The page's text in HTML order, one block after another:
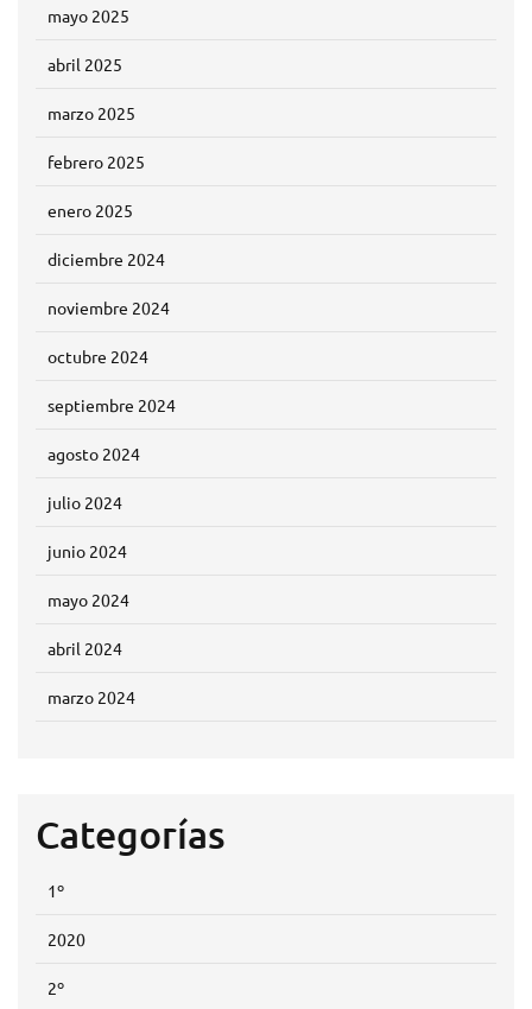
mayo 2025
abril 2025
marzo 2025
febrero 2025
enero 2025
diciembre 2024
noviembre 2024
octubre 2024
septiembre 2024
agosto 2024
julio 2024
junio 2024
mayo 2024
abril 2024
marzo 2024
Categorías
1º
2020
2º